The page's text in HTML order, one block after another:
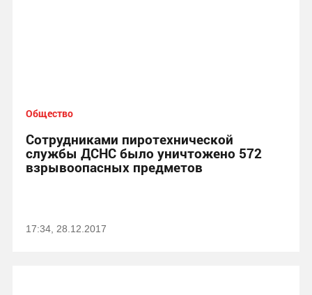
Общество
Сотрудниками пиротехнической
службы ДСНС было уничтожено 572
взрывоопасных предметов
17:34, 28.12.2017